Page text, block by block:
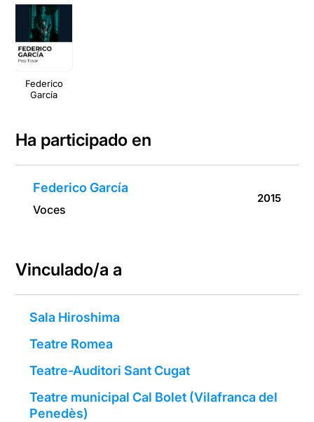
Federico
García
Ha participado en
Federico García
Voces
2015
Vinculado/a a
Sala Hiroshima
Teatre Romea
Teatre-Auditori Sant Cugat
Teatre municipal Cal Bolet (Vilafranca del
Penedès)